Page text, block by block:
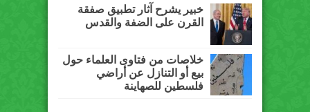
خبير يشرح آثار تطبيق صفقة
القرن على الضفة والقدس
خلاصات من فتاوى العلماء حول
بيع أو التنازل عن أراضي
فلسطين للصهاينة